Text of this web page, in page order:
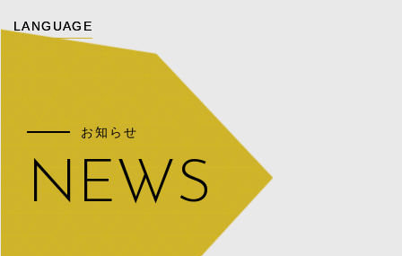
LANGUAGE
LANGUAGE
お知らせ
NEWS